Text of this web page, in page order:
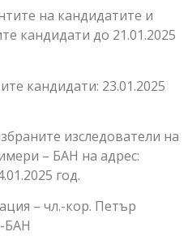
на кандидатите и
кандидати до 21.01.2025
кандидати: 23.01.2025
изследователи на
– БАН на адрес:
год.
– чл.-кор. Петър
БАН